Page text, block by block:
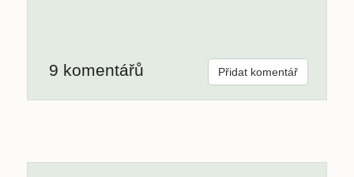
9 komentářů Přidat komentář